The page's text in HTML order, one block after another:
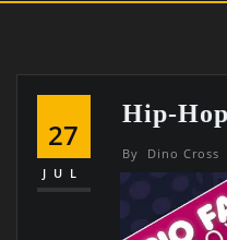
27
JUL
Hip-
By Dino Cross